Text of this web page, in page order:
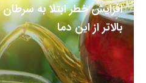
افزایش خطر ابتلا به
بالاتر از این دما